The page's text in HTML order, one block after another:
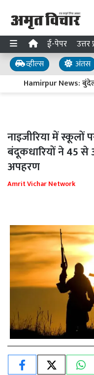
ई-पेपर उत्तर
व्हील्स अंतस
Hamirpur News:
नाइजीरिया में स्कूलों
बंदूकधारियों ने 45 से
अपहरण
Amrit Vichar Network